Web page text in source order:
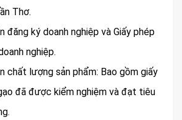
Thơ.
đăng ký doanh nghiệp và Giấy phép
nghiệp.
chất lượng sản phẩm: Bao gồm giấy
đã được kiểm nghiệm và đạt tiêu